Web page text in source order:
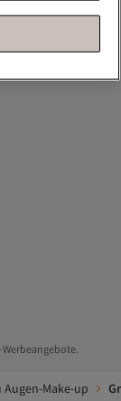
Augen-Make-up